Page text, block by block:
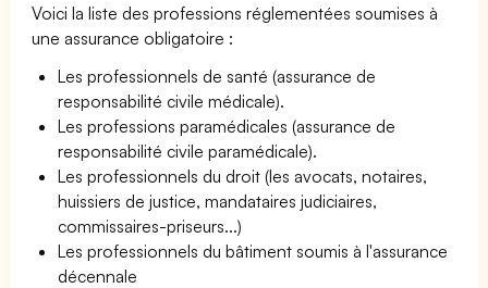
Voici la liste des professions réglementées soumises à
une assurance obligatoire :
Les professionnels de santé (assurance de
responsabilité civile médicale).
Les professions paramédicales (assurance de
responsabilité civile paramédicale).
Les professionnels du droit (les avocats, notaires,
huissiers de justice, mandataires judiciaires,
commissaires-priseurs...)
Les professionnels du bâtiment soumis à l'assurance
décennale